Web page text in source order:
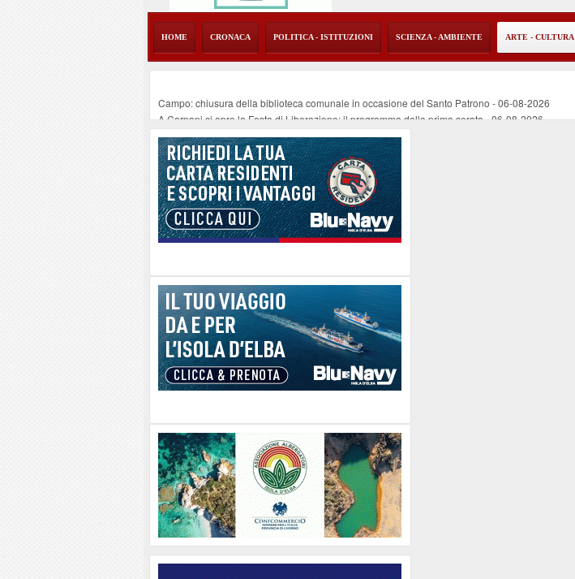
HOME CRONACA POLITICA - ISTITUZIONI SCIENZA - AMBIENTE ARTE - CULTURA
Campo: chiusura della biblioteca comunale in occasione del Santo Patrono -06-08-2026
A Carpani si apre la Festa di Liberazione: il programma della prima serata-06-08-2026
Chiesa della Santissima Annunziata e il suo organista-
Nuove piante presso i moli ferajesi, la riflessione di un cittadino (fichi d'india al porto)
Edicola Elbana 6 agosto - Antonella Bundu e Benedetto Lupi presentano la Libera Festa